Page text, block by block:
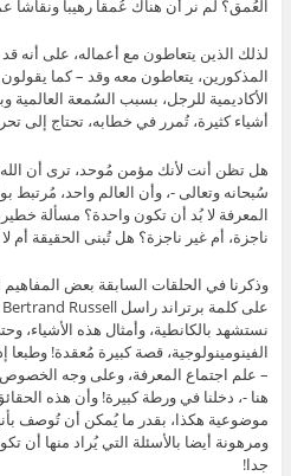
العُمق؟ لم نر أن هناك عُمقا رهيبا ونقاشا
لذلك الذين يتعاطون مع أعماله، على أنه
المذكورين، يتعاطون معه وقد – كما
الأكاديمية للرجل، بسبب السُمعة العالمية
أشياء كثيرة، تُمرر في خطابه، تحتاج إلى
هل تظن أنت لأنك مؤمن مُوحد، ترى أن الله
سُبحانه وتعالى -، وأن العالم واحد، مُرتبط
المعرفة لا بُد أن تكون واحدة؟ مسألة
ناجزة، أم غير ناجزة؟ هل تُبنى الحقيقة أم
وذكرنا في الحلقات السابقة بعض المفاهيم
نستشهد بالكانطية، وأمثال هذه الأشياء،
الفينومينولوجية، قصة كبيرة مُعقدة! وطبعا
هنا -، دخلنا في ورطة كبيرة! وأن هذه
موضوعية هكذا، بقدر ما يُمكن أن تُوصف
ومرهونة أيضا بالأسئلة التي يُراد منها أن
جدا!